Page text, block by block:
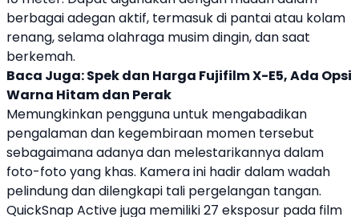
berbagai adegan aktif, termasuk di pantai atau kolam
renang, selama olahraga musim dingin, dan saat
berkemah.
Baca Juga:Spek dan Harga Fujifilm X-E5, Ada Opsi
Warna Hitam dan Perak
Memungkinkan pengguna untuk mengabadikan
pengalaman dan kegembiraan momen tersebut
sebagaimana adanya dan melestarikannya dalam
foto-foto yang khas. Kamera ini hadir dalam wadah
pelindung dan dilengkapi tali pergelangan tangan.
QuickSnapActive juga memiliki 27 eksposur pada film